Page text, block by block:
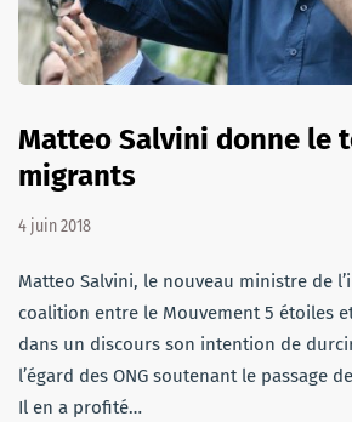
Matteo Salvini donne le
migrants
4 juin 2018
Matteo Salvini, le nouveau ministre de
coalition entre le Mouvement 5 étoiles
dans un discours son intention de
l’égard des ONG soutenant le passage
Il en a profité…